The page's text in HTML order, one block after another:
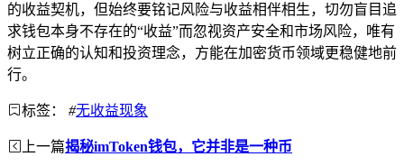
的收益契机，但始终要铭记风险与收益相伴相生，切勿盲目追
求钱包本身不存在的“收益”而忽视资产安全和市场风险，唯有
树立正确的认知和投资理念，方能在加密货币领域更稳健地前
行。
标签： #无收益现象
上一篇揭秘imToken钱包，它并非是一种币